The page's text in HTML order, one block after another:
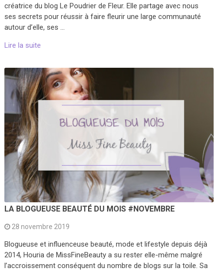
créatrice du blog Le Poudrier de Fleur. Elle partage avec nous
ses secrets pour réussir à faire fleurir une large communauté
autour d’elle, ses …
Lire la suite
LA BLOGUEUSE BEAUTÉ DU MOIS #NOVEMBRE
28 novembre 2019
Blogueuse et influenceuse beauté, mode et lifestyle depuis déjà
2014, Houria de MissFineBeauty a su rester elle-même malgré
l’accroissement conséquent du nombre de blogs sur la toile. Sa